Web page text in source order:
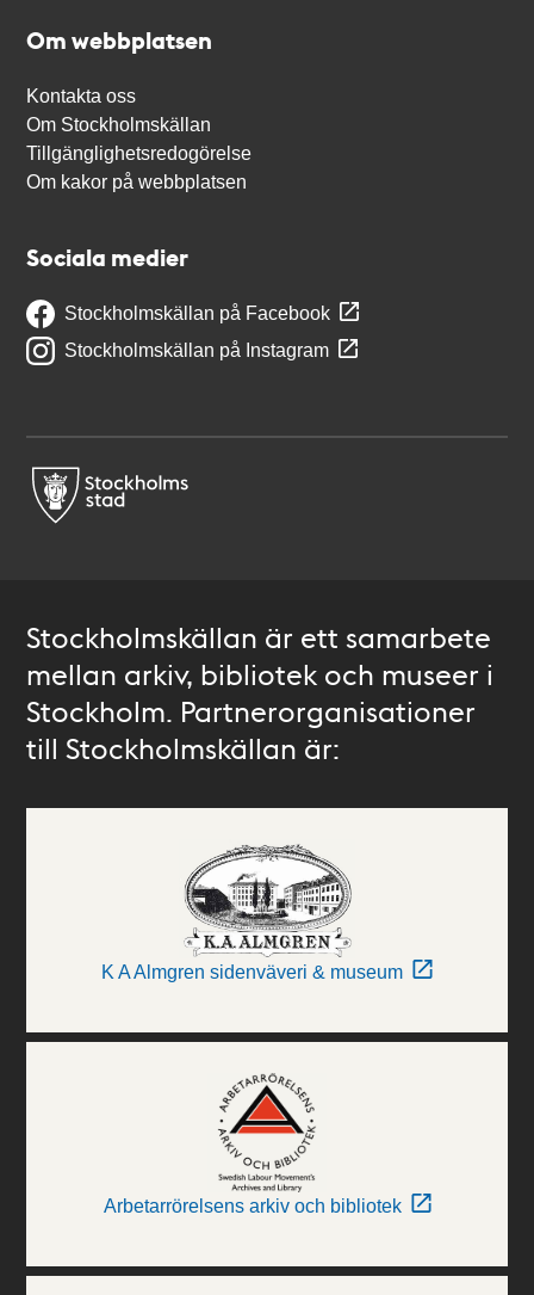
Om webbplatsen
Kontakta oss
Om Stockholmskällan
Tillgänglighetsredogörelse
Om kakor på webbplatsen
Sociala medier
Stockholmskällan på Facebook
Stockholmskällan på Instagram
Stockholmskällan är ett samarbete
mellan arkiv, bibliotek och museer i
Stockholm. Partnerorganisationer
till Stockholmskällan är:
K A Almgren sidenväveri & museum
Arbetarrörelsens arkiv och bibliotek